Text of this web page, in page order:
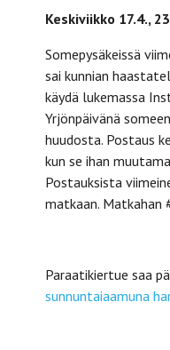
Keskiviikko 17.4.,
Somepysäkeissä
sai kunnian
käydä lukemassa
Yrjönpäivänä
huudosta. Postaus
kun se ihan
Postauksista
matkaan.
Paraatikiertue saa
sunnuntaiaamuna